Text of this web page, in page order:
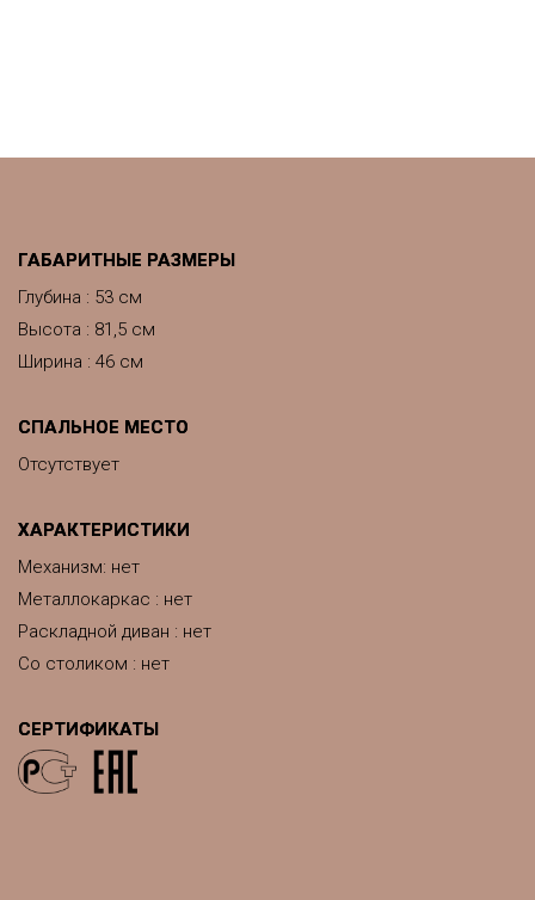
ГАБАРИТНЫЕ РАЗМЕРЫ
Глубина : 53 см
Высота : 81,5 см
Ширина : 46 см
СПАЛЬНОЕ МЕСТО
Отсутствует
ХАРАКТЕРИСТИКИ
Механизм: нет
Металлокаркас : нет
Раскладной диван : нет
Со столиком : нет
СЕРТИФИКАТЫ